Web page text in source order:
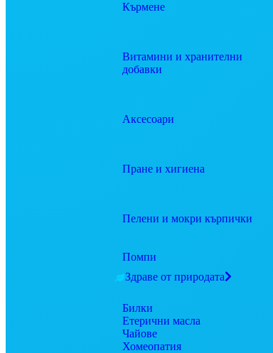
Кърмене
Витамини и хранителни
добавки
Аксесоари
Пране и хигиена
Пелени и мокри кърпички
Помпи
Здраве от природата
Билки
Етерични масла
Чайове
Хомеопатия